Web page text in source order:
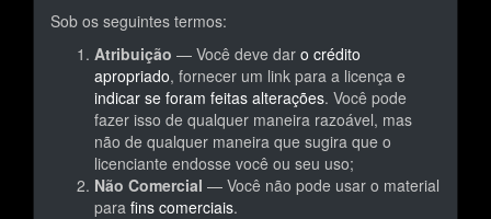
Sob os seguintes termos:
Atribuição — Você deve dar o crédito
apropriado, fornecer um link para a licença e
indicar se foram feitas alterações. Você pode
fazer isso de qualquer maneira razoável, mas
não de qualquer maneira que sugira que o
licenciante endosse você ou seu uso;
Não Comercial — Você não pode usar o material
para fins comerciais.